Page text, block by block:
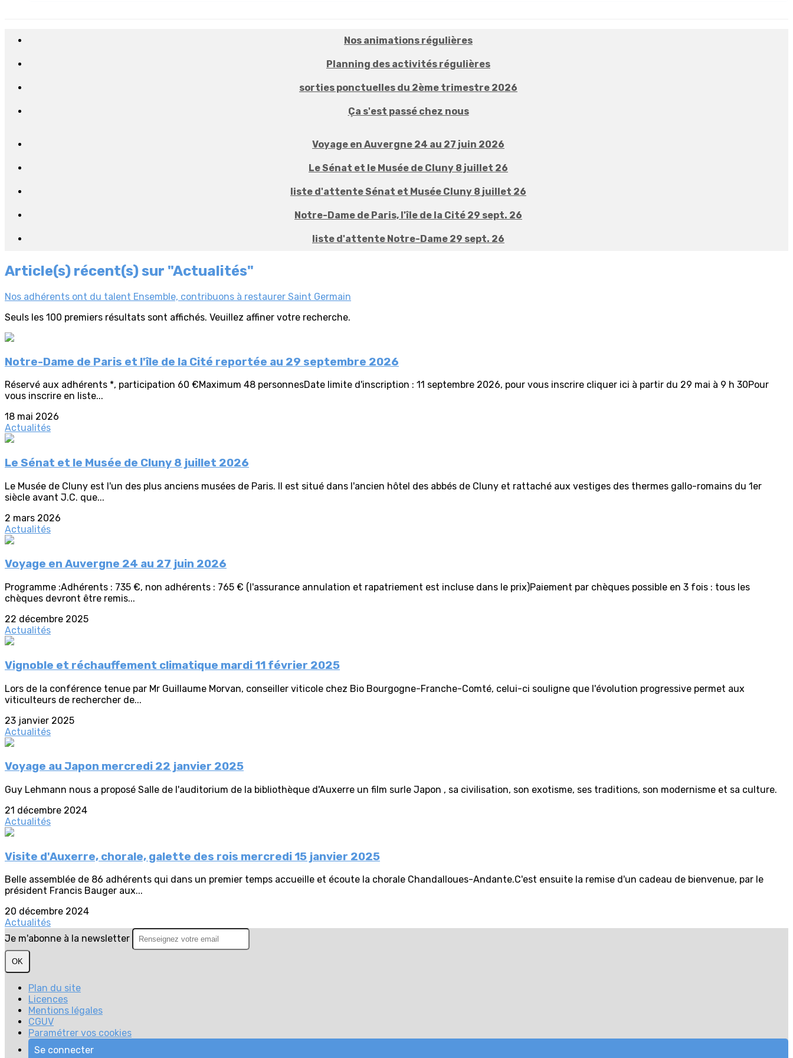
Nos animations régulières
Planning des activités régulières
sorties ponctuelles du 2ème trimestre 2026
Ça s'est passé chez nous
Voyage en Auvergne 24 au 27 juin 2026
Le Sénat et le Musée de Cluny 8 juillet 26
liste d'attente Sénat et Musée Cluny 8 juillet 26
Notre-Dame de Paris, l'île de la Cité 29 sept. 26
liste d'attente Notre-Dame 29 sept. 26
Article(s) récent(s) sur "Actualités"
Nos adhérents ont du talent Ensemble, contribuons à restaurer Saint Germain
Seuls les 100 premiers résultats sont affichés. Veuillez affiner votre recherche.
Notre-Dame de Paris et l'île de la Cité reportée au 29 septembre 2026
Réservé aux adhérents *, participation 60 €Maximum 48 personnesDate limite d'inscription : 11 septembre 2026, pour vous inscrire cliquer ici à partir du 29 mai à 9 h 30Pour
vous inscrire en liste...
18 mai 2026
Actualités
Le Sénat et le Musée de Cluny 8 juillet 2026
Le Musée de Cluny est l'un des plus anciens musées de Paris. Il est situé dans l'ancien hôtel des abbés de Cluny et rattaché aux vestiges des thermes gallo-romains du 1er
siècle avant J.C. que...
2 mars 2026
Actualités
Voyage en Auvergne 24 au 27 juin 2026
Programme :Adhérents : 735 €, non adhérents : 765 € (l'assurance annulation et rapatriement est incluse dans le prix)Paiement par chèques possible en 3 fois : tous les
chèques devront être remis...
22 décembre 2025
Actualités
Vignoble et réchauffement climatique mardi 11 février 2025
Lors de la conférence tenue par Mr Guillaume Morvan, conseiller viticole chez Bio Bourgogne-Franche-Comté, celui-ci souligne que l'évolution progressive permet aux
viticulteurs de rechercher de...
23 janvier 2025
Actualités
Voyage au Japon mercredi 22 janvier 2025
Guy Lehmann nous a proposé Salle de l'auditorium de la bibliothèque d'Auxerre un film surle Japon , sa civilisation, son exotisme, ses traditions, son modernisme et sa culture.
21 décembre 2024
Actualités
Visite d'Auxerre, chorale, galette des rois mercredi 15 janvier 2025
Belle assemblée de 86 adhérents qui dans un premier temps accueille et écoute la chorale Chandalloues-Andante.C'est ensuite la remise d'un cadeau de bienvenue, par le
président Francis Bauger aux...
20 décembre 2024
Actualités
Je m'abonne à la newsletter
OK
Plan du site
Licences
Mentions légales
CGUV
Paramétrer vos cookies
Se connecter